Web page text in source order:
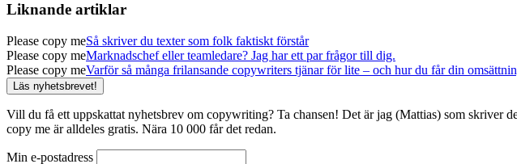
Liknande artiklar
Please copy meSå skriver du texter som folk faktiskt förstår
Please copy meMarknadschef eller teamledare? Jag har ett par frågor till dig.
Please copy meVarför så många frilansande copywriters tjänar för lite – och hur du får din
Läs nyhetsbrevet!
Vill du få ett uppskattat nyhetsbrev om copywriting? Ta chansen! Det är jag (Mattias) som skriver
copy me är alldeles gratis. Nära 10 000 får det redan.
Min e-postadress